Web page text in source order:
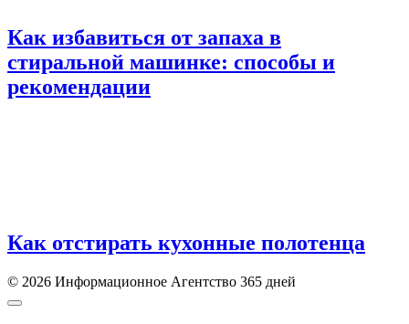
Как избавиться от запаха в
стиральной машинке: способы и
рекомендации
Как отстирать кухонные полотенца
© 2026 Информационное Агентство 365 дней